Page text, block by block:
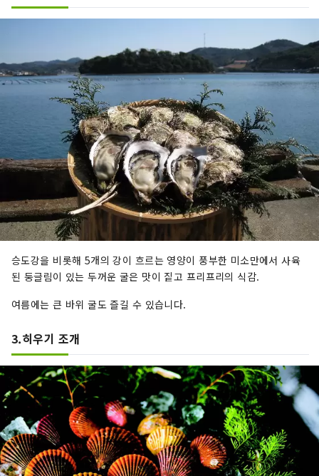
승도강을 비롯해 5개의 강이 흐르는 영양이 풍부한 미소만에서 사육
된 둥글림이 있는 두꺼운 굴은 맛이 짙고 프리프리의 식감.
여름에는 큰 바위 굴도 즐길 수 있습니다.
3.히우기 조개